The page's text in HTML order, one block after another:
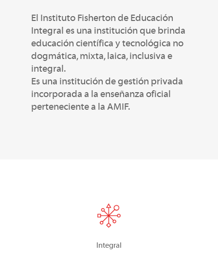
integralEl Instituto Fisherton de Educación
Integral es una institución que brinda
educación científica y tecnológica no
dogmática, mixta, laica, inclusiva e
integral.
Es una institución de gestión privada
incorporada a la enseñanza oficial
perteneciente a la AMIF.
Integral